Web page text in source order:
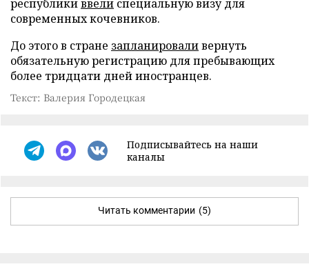
республикиввели специальную визу для
современных кочевников.
До этого в стране запланироваливернуть
обязательную регистрацию для пребывающих
более тридцати дней иностранцев.
Текст: Валерия Городецкая
Подписывайтесь на наши
каналы
Читать комментарии (5)